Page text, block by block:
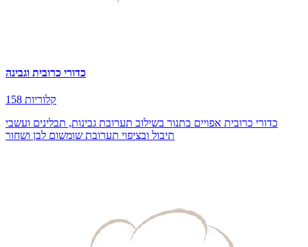
כדורי כרובית וגבינה
158 קלוריות
כדורי כרובית אפויים בתנור בשילוב תערובת גבינות, תבלינים ועשבי
תיבול ובציפוי תערובת שומשום לבן ושחור